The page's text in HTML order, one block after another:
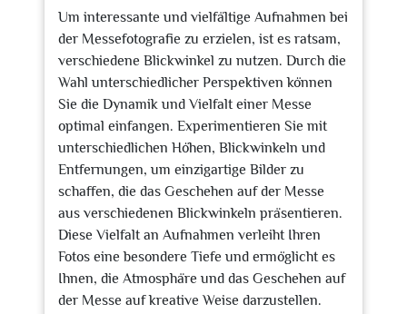
Um interessante und vielfältige Aufnahmen bei
der Messefotografie zu erzielen, ist es ratsam,
verschiedene Blickwinkel zu nutzen. Durch die
Wahl unterschiedlicher Perspektiven können
Sie die Dynamik und Vielfalt einer Messe
optimal einfangen. Experimentieren Sie mit
unterschiedlichen Höhen, Blickwinkeln und
Entfernungen, um einzigartige Bilder zu
schaffen, die das Geschehen auf der Messe
aus verschiedenen Blickwinkeln präsentieren.
Diese Vielfalt an Aufnahmen verleiht Ihren
Fotos eine besondere Tiefe und ermöglicht es
Ihnen, die Atmosphäre und das Geschehen auf
der Messe auf kreative Weise darzustellen.